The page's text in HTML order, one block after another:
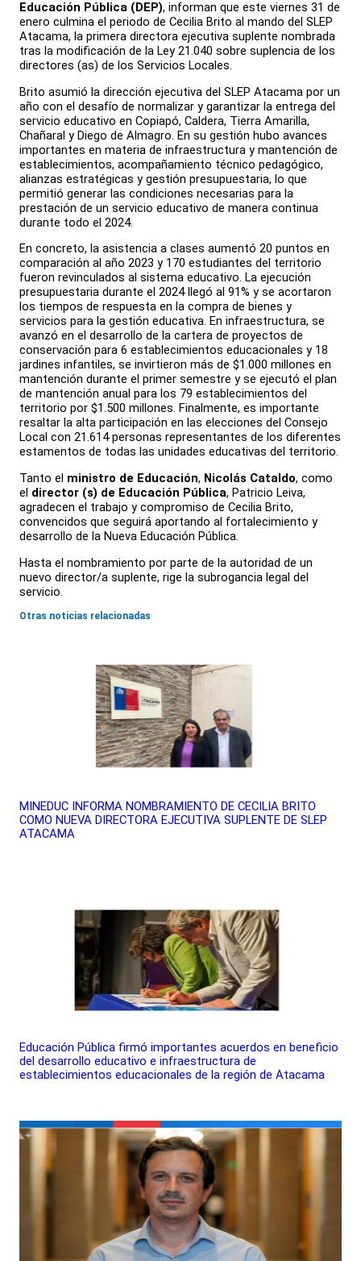
Educación Pública (DEP), informan que este viernes 31 de
enero culmina el periodo de Cecilia Brito al mando del SLEP
Atacama, la primera directora ejecutiva suplente nombrada
tras la modificación de la Ley 21.040 sobre suplencia de los
directores (as) de los Servicios Locales.
Brito asumió la dirección ejecutiva del SLEP Atacama por un
año con el desafío de normalizar y garantizar la entrega del
servicio educativo en Copiapó, Caldera, Tierra Amarilla,
Chañaral y Diego de Almagro. En su gestión hubo avances
importantes en materia de infraestructura y mantención de
establecimientos, acompañamiento técnico pedagógico,
alianzas estratégicas y gestión presupuestaria, lo que
permitió generar las condiciones necesarias para la
prestación de un servicio educativo de manera continua
durante todo el 2024.
En concreto, la asistencia a clases aumentó 20 puntos en
comparación al año 2023 y 170 estudiantes del territorio
fueron revinculados al sistema educativo. La ejecución
presupuestaria durante el 2024 llegó al 91% y se acortaron
los tiempos de respuesta en la compra de bienes y
servicios para la gestión educativa. En infraestructura, se
avanzó en el desarrollo de la cartera de proyectos de
conservación para 6 establecimientos educacionales y 18
jardines infantiles, se invirtieron más de $1.000 millones en
mantención durante el primer semestre y se ejecutó el plan
de mantención anual para los 79 establecimientos del
territorio por $1.500 millones. Finalmente, es importante
resaltar la alta participación en las elecciones del Consejo
Local con 21.614 personas representantes de los diferentes
estamentos de todas las unidades educativas del territorio.
Tanto el ministro de Educación, Nicolás Cataldo, como
el director (s) de Educación Pública, Patricio Leiva,
agradecen el trabajo y compromiso de Cecilia Brito,
convencidos que seguirá aportando al fortalecimiento y
desarrollo de la Nueva Educación Pública.
Hasta el nombramiento por parte de la autoridad de un
nuevo director/a suplente, rige la subrogancia legal del
servicio.
Otras noticias relacionadas
MINEDUC INFORMA NOMBRAMIENTO DE CECILIA BRITO
COMO NUEVA DIRECTORA EJECUTIVA SUPLENTE DE SLEP
ATACAMA
Educación Pública firmó importantes acuerdos en beneficio
del desarrollo educativo e infraestructura de
establecimientos educacionales de la región de Atacama